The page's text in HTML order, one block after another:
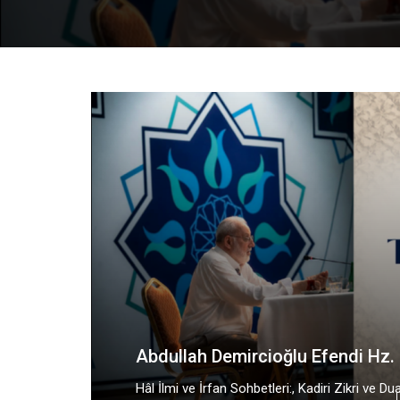
Muharrem Ayını Nasıl Değerlendirmeli?
17-06-2026 1231